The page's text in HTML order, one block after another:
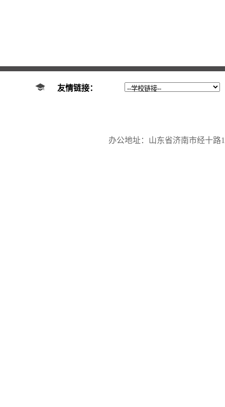
友情链接：
办公地址：山东省济南市经十路